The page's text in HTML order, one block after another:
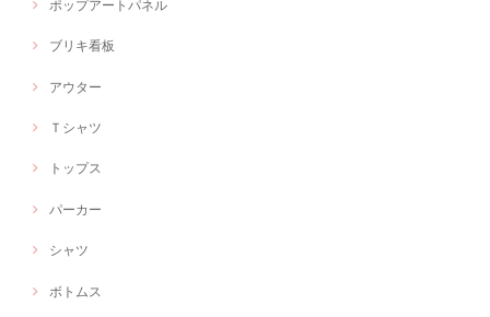
ポップアートパネル
ブリキ看板
アウター
Ｔシャツ
トップス
パーカー
シャツ
ボトムス